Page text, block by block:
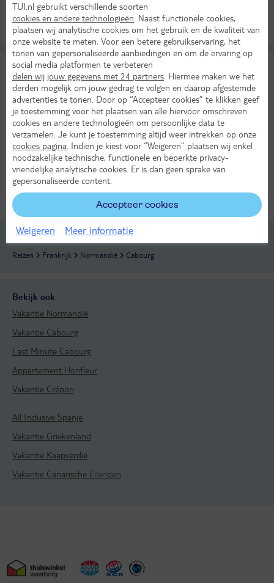
KASSAKORTING
in sep
per app./bungalow
Alle verplichte kosten inbegrepen!
9,6
Uitstekend
Mercure Cabourg Hippodrome
TUI classificatie Hotel
Frankrijk Normandië Cabourg
Er ging iets mis bij het ophalen van de prijs
Bekijk beschikbaarheid
Reizen Frankrijk Normandië Cabourg
Bekijk ook
Vakantie Normandië
Vakantie Cabourg
Last Minute Cabourg
Appartement Honfleur
Vakantie Crépon
All Inclusive Spanje
Vakantie Griekenland
Vakantie Kaapverdië
Vakantie Canarische Eilanden
TUI.nl gebruikt verschillende soorten
cookies en andere technologieën . Naast functionele cookies,
plaatsen wij analytische cookies om het gebruik en de kwaliteit van
onze website te meten. Voor een betere gebruikservaring, het
tonen van gepersonaliseerde aanbiedingen en om de ervaring op
social media platformen te verbeteren
delen wij jouw gegevens met 24 partners . Hiermee maken we het
derden mogelijk om jouw gedrag te volgen en daarop afgestemde
advertenties te tonen. Door op “Accepteer cookies” te klikken geef
je toestemming voor het plaatsen van alle hiervoor omschreven
cookies en andere technologieën om persoonlijke data te
verzamelen. Je kunt je toestemming altijd weer intrekken op onze
cookies pagina . Indien je kiest voor “Weigeren” plaatsen wij enkel
noodzakelijke technische, functionele en beperkte privacy-
vriendelijke analytische cookies. Er is dan geen sprake van
gepersonaliseerde content.
Accepteer cookies
Weigeren Meer informatie